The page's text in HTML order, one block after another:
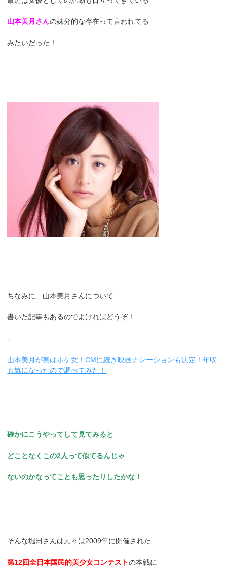
山本美月さんの妹分的な存在って言われてる
みたいだった！
ちなみに、山本美月さんについて
書いた記事もあるのでよければどうぞ！
↓
山本美月が実はポケ女！CMに続き映画ナレーションも決定！年収
も気になったので調べてみた！
確かにこうやってして見てみると
どことなくこの2人って似てるんじゃ
ないのかなってことも思ったりしたかな！
そんな堀田さんは元々は2009年に開催された
第12回全日本国民的美少女コンテストの本戦に